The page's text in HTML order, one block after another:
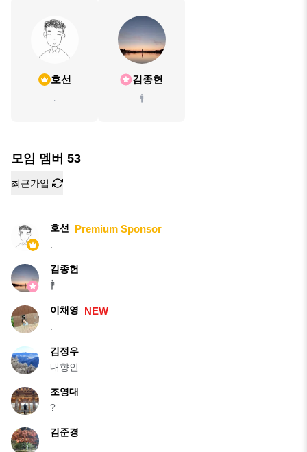
호선
.
김종헌
🚹
모임 멤버 53
최근가입
호선 Premium Sponsor
.
김종헌
🚹
이채영 NEW
.
김정우
내향인
조영대
?
김준경